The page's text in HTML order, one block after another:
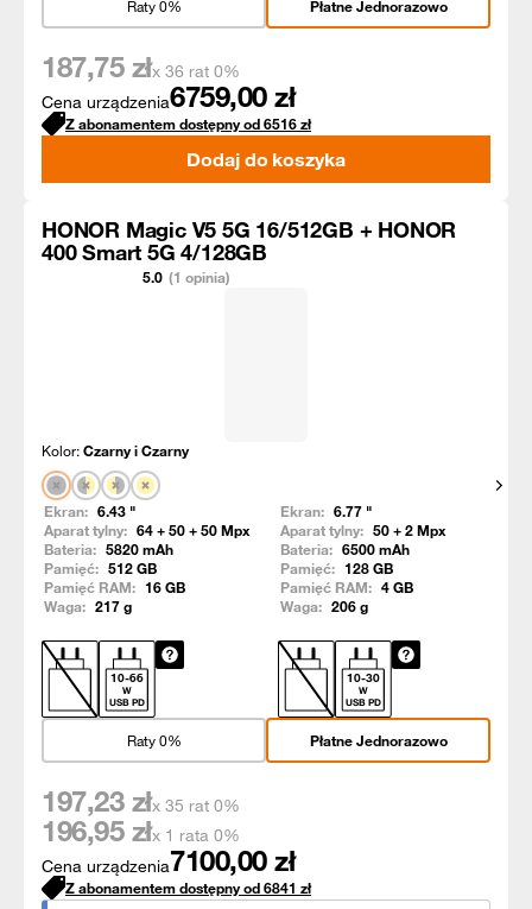
Płatne Jednorazowo
Raty 0%
Cena urządzenia6759,00 zł
187,75 złx 36 rat 0%
Z abonamentem dostępny od6516zł
Dodaj do koszyka
HONOR Magic V5 5G 16/512GB + HONOR
400 Smart 5G 4/128GB
5.0 (1 opinia)
Kolor:Czarny i Czarny
Ekran: 6.43 "
Aparat tylny: 64 + 50 + 50Mpx
Bateria: 5820mAh
Pamięć: 512GB
Pamięć RAM: 16GB
Waga: 217g
10-66
W
USB PD
Ekran: 6.77 "
Aparat tylny: 50 + 2Mpx
Bateria: 6500mAh
Pamięć: 128GB
Pamięć RAM: 4GB
Waga: 206g
10-30
W
USB PD
Płatne Jednorazowo
Raty 0%
Cena urządzenia7100,00 zł
197,23 złx 35 rat 0%
196,95 złx 1 rata 0%
Z abonamentem dostępny od6841 zł